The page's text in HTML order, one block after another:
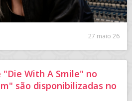
27 maio 26
"Die With A Smile" no
são disponibilizadas no